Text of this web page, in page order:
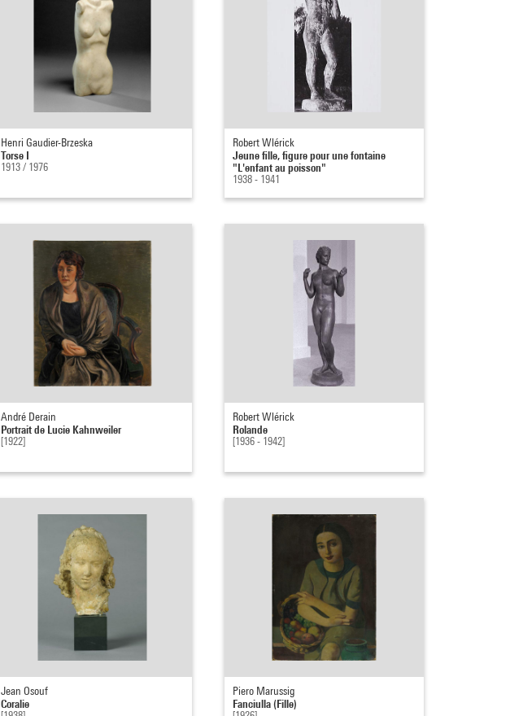
Henri Gaudier-Brzeska
Torse I
1913 / 1976
Robert Wlérick
Jeune fille, figure pour une fontaine
"L'enfant au poisson"
1938 - 1941
André Derain
Portrait de Lucie Kahnweiler
[1922]
Robert Wlérick
Rolande
[1936 - 1942]
Jean Osouf
Coralie
Piero Marussig
Fanciulla (Fille)